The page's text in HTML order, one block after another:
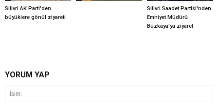
Silivri AK Parti'den
büyüklere gönül ziyareti
Silivri Saadet Partisi'nden
Emniyet Müdürü
Büzkaya'ya ziyaret
YORUM YAP